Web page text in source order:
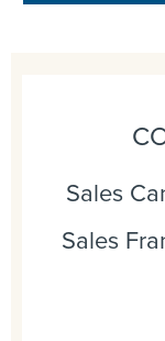
Sales
Sales